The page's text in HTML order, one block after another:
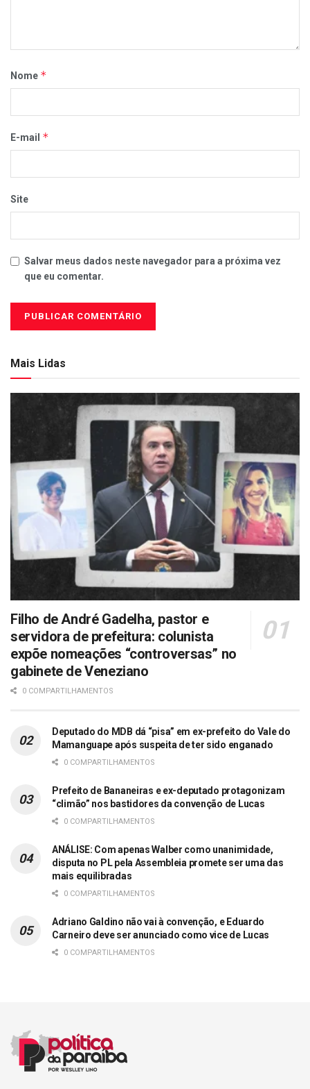
Nome *
E-mail *
Site
Salvar meus dados neste navegador para a próxima vez
que eu comentar.
Mais Lidas
Filho de André Gadelha, pastor e
servidora de prefeitura: colunista
expõe nomeações “controversas” no
gabinete de Veneziano
0 COMPARTILHAMENTOS
Deputado do MDB dá “pisa” em ex-prefeito do Vale do
Mamanguape após suspeita de ter sido enganado
0 COMPARTILHAMENTOS
Prefeito de Bananeiras e ex-deputado protagonizam
“climão” nos bastidores da convenção de Lucas
0 COMPARTILHAMENTOS
ANÁLISE: Com apenas Walber como unanimidade,
disputa no PL pela Assembleia promete ser uma das
mais equilibradas
0 COMPARTILHAMENTOS
Adriano Galdino não vai à convenção, e Eduardo
Carneiro deve ser anunciado como vice de Lucas
0 COMPARTILHAMENTOS